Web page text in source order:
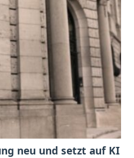
neu und setzt auf KI